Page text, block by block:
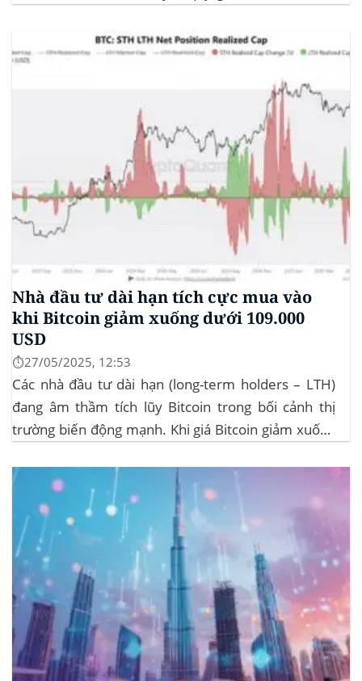
trình xem xét chính thức của SEC đối với...
Nhà đầu tư dài hạn tích cực mua vào
khi Bitcoin giảm xuống dưới 109.000
USD
⏱️27/05/2025, 12:53
Các nhà đầu tư dài hạn (long-term holders – LTH)
đang âm thầm tích lũy Bitcoin trong bối cảnh thị
trường biến động mạnh. Khi giá Bitcoin giảm xuống
khiến hơn 185 triệu USD vị thế mua bị xóa...